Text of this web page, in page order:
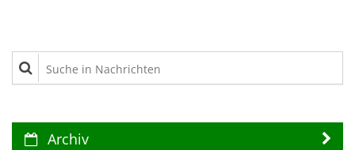
Suche in Nachrichten
Archiv